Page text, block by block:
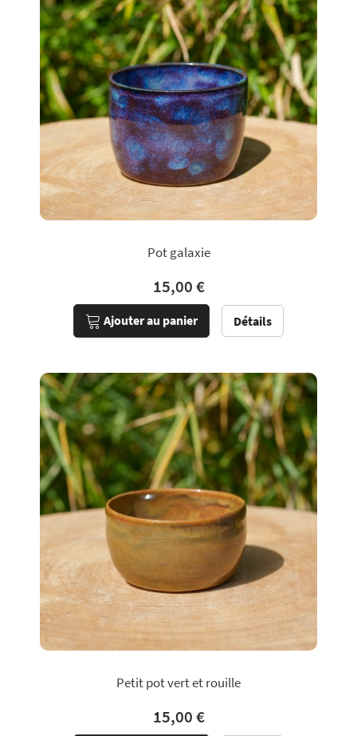
Pot galaxie
15,00 €
Ajouter au panier Détails
Petit pot vert et rouille
15,00 €